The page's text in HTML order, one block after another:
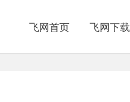
飞网首页 飞网下载